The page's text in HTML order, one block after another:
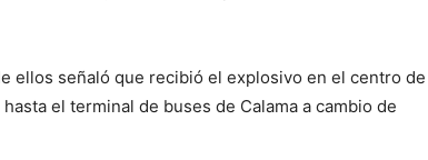
ellos señaló que recibió el explosivo en el centro de
el terminal de buses de Calama a cambio de